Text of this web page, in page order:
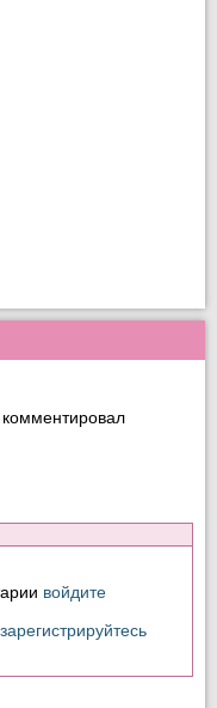
войдите
зарегистрируйтесь